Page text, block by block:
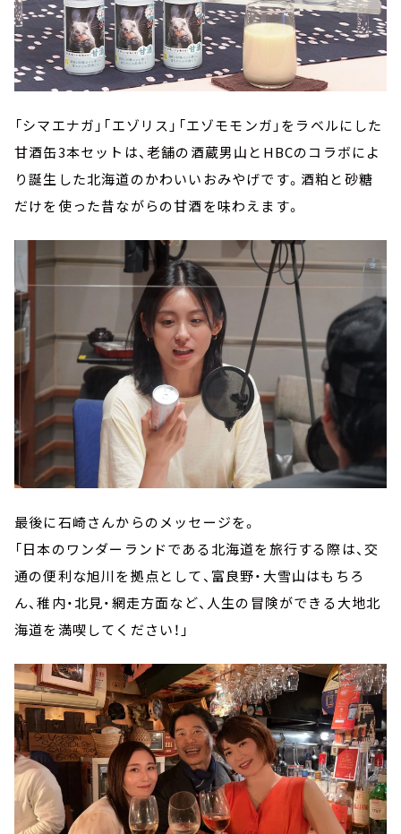
「シマエナガ」「エゾリス」「エゾモモンガ」をラベルにした
甘酒缶3本セットは、老舗の酒蔵男山とHBCのコラボによ
り誕生した北海道のかわいいおみやげです。酒粕と砂糖
だけを使った昔ながらの甘酒を味わえます。
最後に石崎さんからのメッセージを。
「日本のワンダーランドである北海道を旅行する際は、交
通の便利な旭川を拠点として、富良野・大雪山はもちろ
ん、稚内・北見・網走方面など、人生の冒険ができる大地北
海道を満喫してください！」